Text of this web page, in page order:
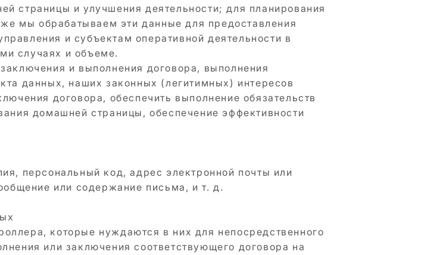
страницы и улучшения деятельности; для планирования
мы обрабатываем эти данные для предоставления
и субъектам оперативной деятельности в
случаях и объеме.
и выполнения договора, выполнения
данных, наших законных (легитимных) интересов
договора, обеспечить выполнение обязательств
домашней страницы, обеспечение эффективности
персональный код, адрес электронной почты или
или содержание письма, и т. д.
которые нуждаются в них для непосредственного
или заключения соответствующего договора на